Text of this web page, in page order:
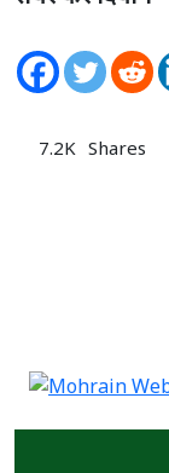
7.2K Shares